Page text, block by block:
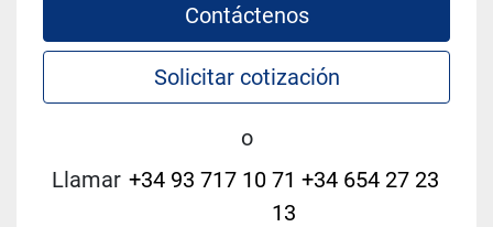
Contáctenos
Solicitar cotización
o
Llamar +34 93 717 10 71 +34 654 27 23
13